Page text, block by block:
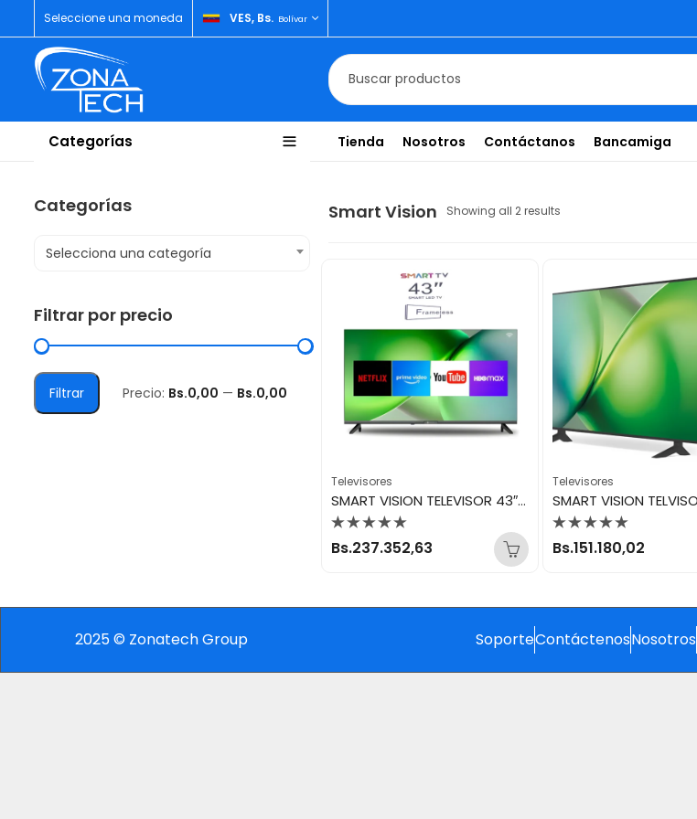
Seleccione una moneda VES, Bs. Bolívar
Categorías Tienda Nosotros Contáctanos Bancamiga
Smart Vision Showing all 2 results
Televisores
SMART VISION TELEVISOR 43″ ANDROID TV
Valorado
con
Bs.237.352,63
Televisores
Valorado
con
Bs.151.180,02
Categorías
Selecciona una categoría
Filtrar por precio
Filtrar Precio: Bs.0,00 — Bs.0,00
2025 © Zonatech Group SoporteContáctenosNosotros